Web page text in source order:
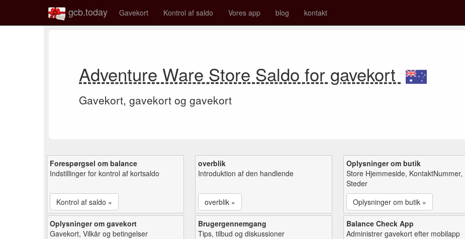
gcb.today Gavekort Kontrol af saldo Vores app blog kontakt
Adventure Ware Store Saldo for gavekort
Gavekort, gavekort og gavekort
Forespørgsel om balance
Indstillinger for kontrol af kortsaldo
Kontrol af saldo »
overblik
Introduktion af den handlende
overblik »
Oplysninger om butik
Store Hjemmeside, KontaktNummer,
Steder
Oplysninger om butik »
Oplysninger om gavekort
Gavekort, Vilkår og betingelser
Brugergennemgang
Tips, tilbud og diskussioner
Balance Check App
Administrer gavekort efter mobilapp